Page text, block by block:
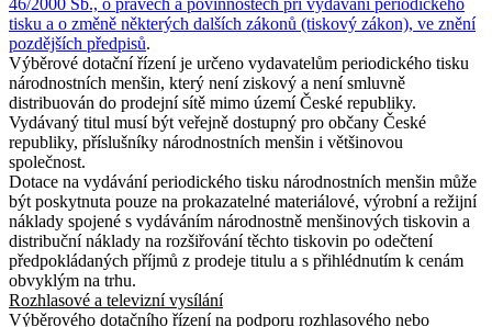
46/2000 Sb., o právech a povinnostech při vydávání periodického
tisku a o změně některých dalších zákonů (tiskový zákon), ve znění
pozdějších předpisů.
Výběrové dotační řízení je určeno vydavatelům periodického tisku
národnostních menšin, který není ziskový a není smluvně
distribuován do prodejní sítě mimo území České republiky.
Vydávaný titul musí být veřejně dostupný pro občany České
republiky, příslušníky národnostních menšin i většinovou
společnost.
Dotace na vydávání periodického tisku národnostních menšin může
být poskytnuta pouze na prokazatelné materiálové, výrobní a režijní
náklady spojené s vydáváním národnostně menšinových tiskovin a
distribuční náklady na rozšiřování těchto tiskovin po odečtení
předpokládaných příjmů z prodeje titulu a s přihlédnutím k cenám
obvyklým na trhu.
Rozhlasové a televizní vysílání
Výběrového dotačního řízení na podporu rozhlasového nebo